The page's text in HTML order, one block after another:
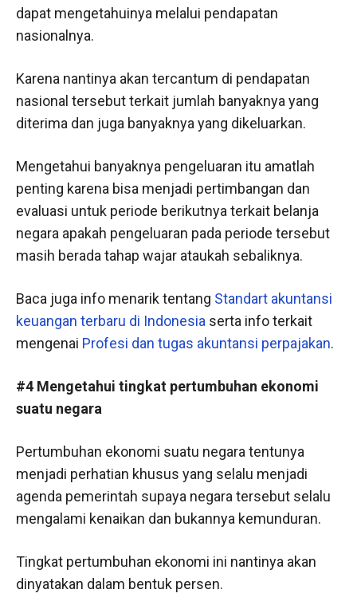
dapat mengetahuinya melalui pendapatan
nasionalnya.
Karena nantinya akan tercantum di pendapatan
nasional tersebut terkait jumlah banyaknya yang
diterima dan juga banyaknya yang dikeluarkan.
Mengetahui banyaknya pengeluaran itu amatlah
penting karena bisa menjadi pertimbangan dan
evaluasi untuk periode berikutnya terkait belanja
negara apakah pengeluaran pada periode tersebut
masih berada tahap wajar ataukah sebaliknya.
Baca juga info menarik tentang Standart akuntansi
keuangan terbaru di Indonesia serta info terkait
mengenai Profesi dan tugas akuntansi perpajakan.
#4 Mengetahui tingkat pertumbuhan ekonomi
suatu negara
Pertumbuhan ekonomi suatu negara tentunya
menjadi perhatian khusus yang selalu menjadi
agenda pemerintah supaya negara tersebut selalu
mengalami kenaikan dan bukannya kemunduran.
Tingkat pertumbuhan ekonomi ini nantinya akan
dinyatakan dalam bentuk persen.